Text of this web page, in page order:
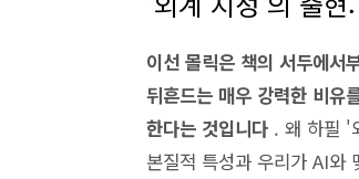
이선 몰릭은 책의 서두에서
뒤흔드는 매우 강력한 비
한다는 것입니다 . 왜 하필 '
본질적 특성과 우리가 AI와